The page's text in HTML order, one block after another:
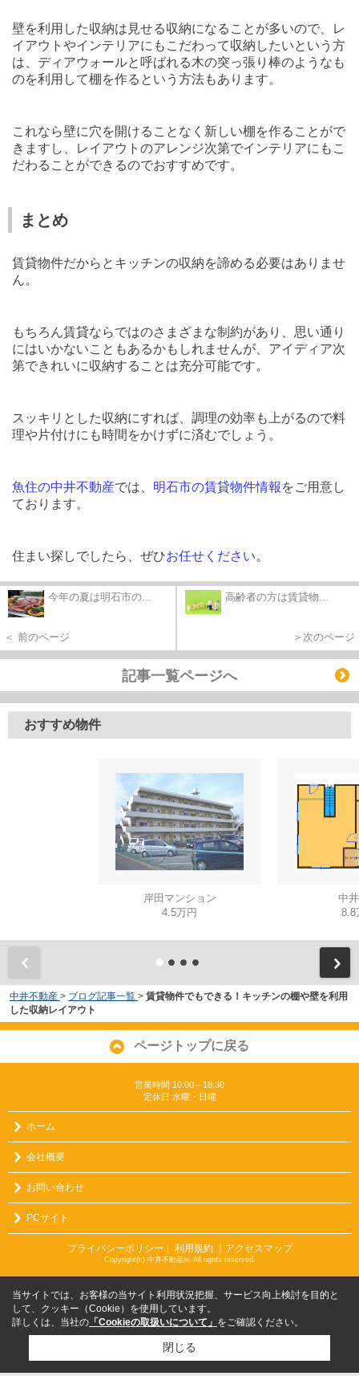
壁を利用した収納は見せる収納になることが多いので、レ
イアウトやインテリアにもこだわって収納したいという方
は、ディアウォールと呼ばれる木の突っ張り棒のようなも
のを利用して棚を作るという方法もあります。
これなら壁に穴を開けることなく新しい棚を作ることがで
きますし、レイアウトのアレンジ次第でインテリアにもこ
だわることができるのでおすすめです。
まとめ
賃貸物件だからとキッチンの収納を諦める必要はありませ
ん。
もちろん賃貸ならではのさまざまな制約があり、思い通り
にはいかないこともあるかもしれませんが、アイディア次
第できれいに収納することは充分可能です。
スッキリとした収納にすれば、調理の効率も上がるので料
理や片付けにも時間をかけずに済むでしょう。
魚住の中井不動産では、 明石市の賃貸物件情報 をご用意し
ております。
住まい探しでしたら、ぜひお任せください。
今年の夏は明石市の...
＜ 前のページ
高齢者の方は賃貸物...
＞次のページ
記事一覧ページへ
おすすめ物件
岸田マンション
4.5万円
中
8.8
中井不動産 > ブログ記事一覧 > 賃貸物件でもできる！キッチンの棚や壁を利用
した収納レイアウト
ページトップに戻る
営業時間:10:00～18:30
定休日:水曜・日曜
ホーム
会社概要
お問い合わせ
PCサイト
プライバシーポリシー ｜ 利用規約 ｜アクセスマップ
Copyright(c) 中井不動産㈱ All rights reserved.
当サイトでは、お客様の当サイト利用状況把握、サービス向上検討を目的と
して、クッキー（Cookie）を使用しています。
詳しくは、当社の 「Cookieの取扱いについて」 をご確認ください。
閉じる